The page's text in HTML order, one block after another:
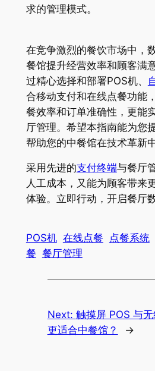
求的管理模式。
在竞争激烈的餐饮市场中，
餐馆提升经营效率和顾客满
过精心选择和部署POS机、
合移动支付和在线点餐功能
餐效率和订单准确性，更能
厅管理。希望本指南能为您
帮助您的中餐馆在技术革新
采用先进的支付终端与餐厅
人工成本，又能为顾客带来
体验。立即行动，开启餐厅
POS机 在线点餐 点餐系统
餐 餐厅管理
Next: 触摸屏 POS 与
更适合中餐馆？
→